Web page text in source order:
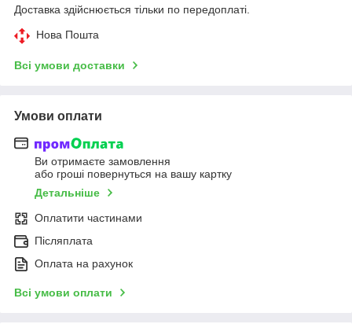
Доставка здійснюється тільки по передоплаті.
Нова Пошта
Всі умови доставки
Умови оплати
Ви отримаєте замовлення
або гроші повернуться на вашу картку
Детальніше
Оплатити частинами
Післяплата
Оплата на рахунок
Всі умови оплати